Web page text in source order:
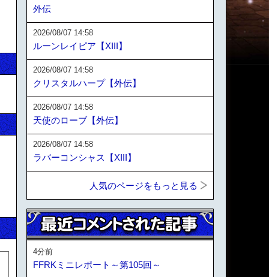
外伝
2026/08/07 14:58
ルーンレイピア【XIII】
2026/08/07 14:58
クリスタルハープ【外伝】
2026/08/07 14:58
天使のローブ【外伝】
2026/08/07 14:58
ラバーコンシャス【XIII】
人気のページをもっと見る
4分前
FFRKミニレポート～第105回～